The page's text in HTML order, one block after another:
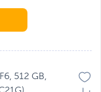
512 GB,